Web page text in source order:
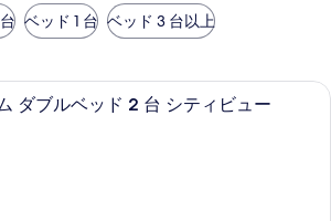
ベッド 1 台 ベッド 3 台以上
Fairmont Gold ルーム ダブルベッド
ダブルベッド 2 台 シティビュー